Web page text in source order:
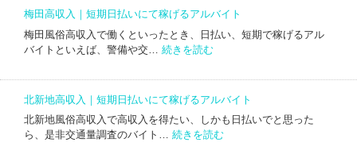
バ
ト
稼
げ
る
ル
バ
ト
日
払
げ
る
ア
高
入
期
日
払
梅田高収入｜短期日払いにて稼げるアルバイト
梅田風俗高収入で働くといったとき、日払い、短期で稼げるアル
バイトといえば、警備や交… 続きを読む:
田
高
入
｜
北新地高収入｜短期日払いにて稼げるアルバイト
北新地風俗高収入で高収入を得たい、しかも日払いでと思った
ら、是非交通量調査のバイト… 続きを読む: